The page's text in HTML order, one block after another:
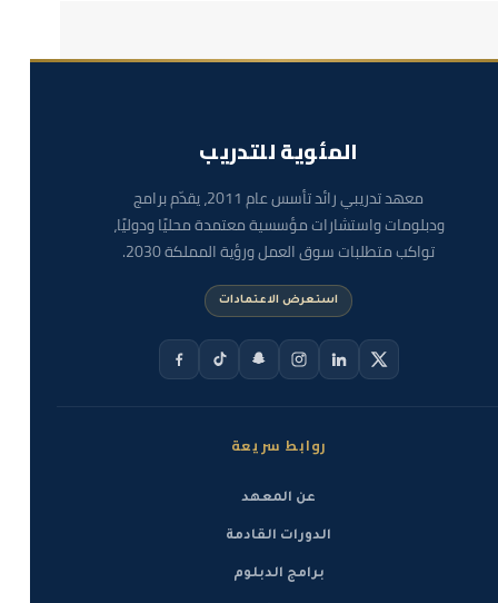
المئوية للتدريب
معهد تدريبي رائد تأسس عام 2011، يقدّم برامج
ودبلومات واستشارات مؤسسية معتمدة محليًا ودوليًا،
تواكب متطلبات سوق العمل ورؤية المملكة 2030.
استعرض الاعتمادات
روابط سريعة
عن المعهد
الدورات القادمة
برامج الدبلوم